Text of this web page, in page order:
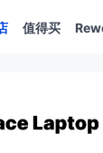
值得买